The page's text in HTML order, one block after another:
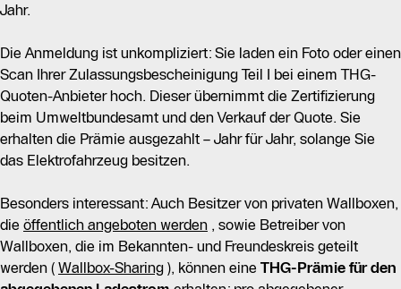
Jahr.
Die Anmeldung ist unkompliziert: Sie laden ein Foto oder einen
Scan Ihrer Zulassungsbescheinigung Teil I bei einem THG-
Quoten-Anbieter hoch. Dieser übernimmt die Zertifizierung
beim Umweltbundesamt und den Verkauf der Quote. Sie
erhalten die Prämie ausgezahlt – Jahr für Jahr, solange Sie
das Elektrofahrzeug besitzen.
Besonders interessant: Auch Besitzer von privaten Wallboxen,
die öffentlich angeboten werden , sowie Betreiber von
Wallboxen, die im Bekannten- und Freundeskreis geteilt
werden ( Wallbox-Sharing ), können eine THG-Prämie für den